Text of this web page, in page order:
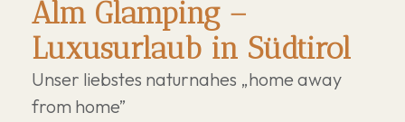
Alm Glamping –
Luxusurlaub in Südtirol
Unser liebstes naturnahes „home away
from home”